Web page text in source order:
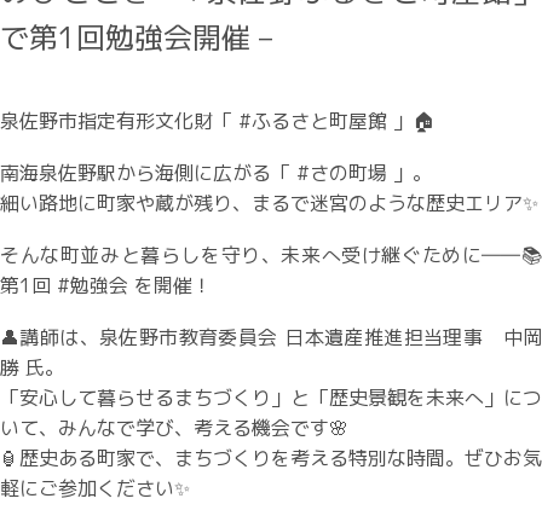
で第1回勉強会開催 –
泉佐野市指定有形文化財「 #ふるさと町屋館 」🏠
南海泉佐野駅から海側に広がる「 #さの町場 」。
細い路地に町家や蔵が残り、まるで迷宮のような歴史エリア✨
そんな町並みと暮らしを守り、未来へ受け継ぐために――📚
第1回 #勉強会 を開催！
👤講師は、泉佐野市教育委員会 日本遺産推進担当理事 中岡
勝 氏。
「安心して暮らせるまちづくり」と「歴史景観を未来へ」につ
いて、みんなで学び、考える機会です🌸
🏮歴史ある町家で、まちづくりを考える特別な時間。ぜひお気
軽にご参加ください✨